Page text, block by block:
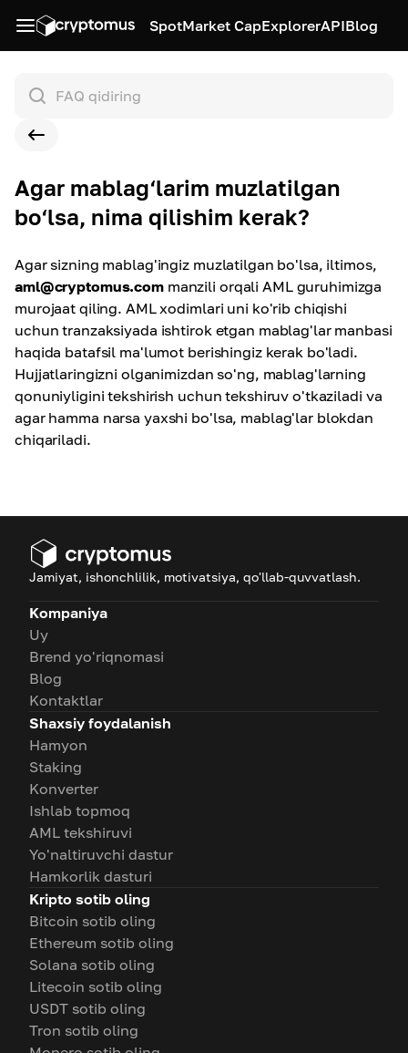
SpotMarket CapExplorerAPIBlog
Agar mablag‘larim muzlatilgan
bo‘lsa, nima qilishim kerak?
Agar sizning mablag'ingiz muzlatilgan bo'lsa, iltimos,
aml@cryptomus.commanzili orqali AML guruhimizga
murojaat qiling. AML xodimlari uni ko'rib chiqishi
uchun tranzaksiyada ishtirok etgan mablag'lar manbasi
haqida batafsil ma'lumot berishingiz kerak bo'ladi.
Hujjatlaringizni olganimizdan so'ng, mablag'larning
qonuniyligini tekshirish uchun tekshiruv o'tkaziladi va
agar hamma narsa yaxshi bo'lsa, mablag'lar blokdan
chiqariladi.
Jamiyat, ishonchlilik, motivatsiya, qo'llab-quvvatlash.
Kompaniya
Uy
Brend yo'riqnomasi
Blog
Kontaktlar
Shaxsiy foydalanish
Hamyon
Staking
Konverter
Ishlab topmoq
AML tekshiruvi
Yo'naltiruvchi dastur
Hamkorlik dasturi
Kripto sotib oling
Bitcoin sotib oling
Ethereum sotib oling
Solana sotib oling
Litecoin sotib oling
USDT sotib oling
Tron sotib oling